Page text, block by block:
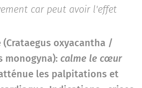
car peut avoir l'effet
(Crataegus oxyacantha /
monogyna): calme le cœur
les palpitations et